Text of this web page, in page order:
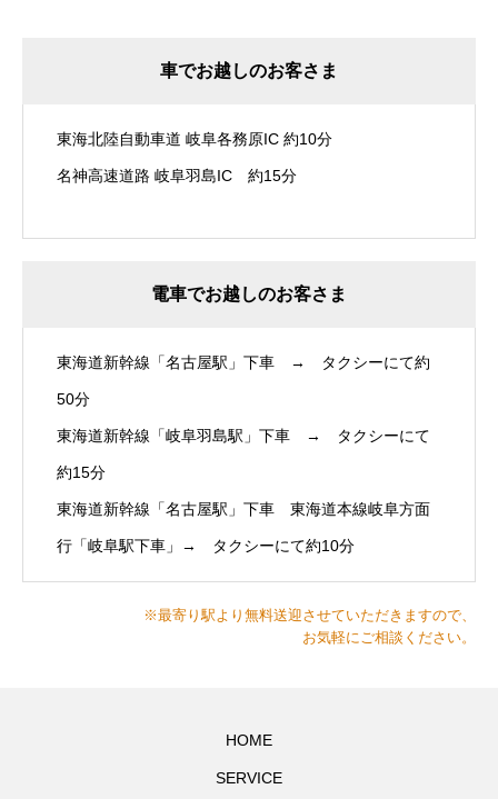
車でお越しのお客さま
東海北陸自動車道 岐阜各務原IC 約10分
名神高速道路 岐阜羽島IC 約15分
電車でお越しのお客さま
東海道新幹線「名古屋駅」下車 → タクシーにて約
50分
東海道新幹線「岐阜羽島駅」下車 → タクシーにて
約15分
東海道新幹線「名古屋駅」下車 東海道本線岐阜方面
行「岐阜駅下車」→ タクシーにて約10分
※最寄り駅より無料送迎させていただきますので、
お気軽にご相談ください。
HOME
SERVICE